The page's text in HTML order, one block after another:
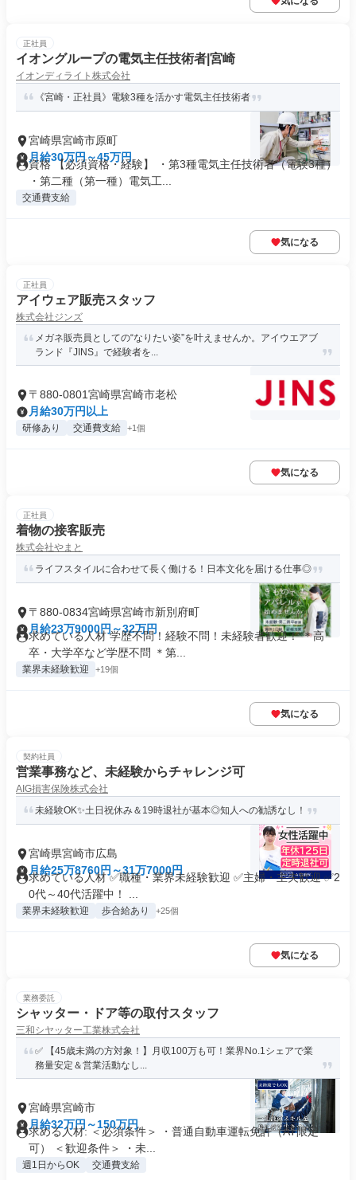
正社員
イオングループの電気主任技術者|宮崎
イオンディライト株式会社
《宮崎・正社員》電験3種を活かす電気主任技術者
宮崎県宮崎市原町
月給30万円～45万円
資格 【必須資格・経験】 ・第3種電気主任技術者（電験3種）
・第二種（第一種）電気工...
交通費支給
気になる
正社員
アイウェア販売スタッフ
株式会社ジンズ
メガネ販売員としての“なりたい姿”を叶えませんか。アイウエアブ
ランド『JINS』で経験者を...
〒880-0801宮崎県宮崎市老松
月給30万円以上
研修あり 交通費支給 +1個
気になる
正社員
着物の接客販売
株式会社やまと
ライフスタイルに合わせて長く働ける！日本文化を届ける仕事◎
〒880-0834宮崎県宮崎市新別府町
月給23万9000円～32万円
求めている人材 学歴不問！経験不問！未経験者歓迎！ ＊高
卒・大学卒など学歴不問 ＊第...
業界未経験歓迎 +19個
気になる
契約社員
営業事務など、未経験からチャレンジ可
AIG損害保険株式会社
未経験OK✨土日祝休み＆19時退社が基本◎知人への勧誘なし！
宮崎県宮崎市広島
月給25万8760円～31万7000円
求めている人材 ✅職種・業界未経験歓迎 ✅主婦・主夫歓迎 ✅2
0代～40代活躍中！ ...
業界未経験歓迎 歩合給あり +25個
気になる
業務委託
シャッター・ドア等の取付スタッフ
三和シヤッター工業株式会社
✅ 【45歳未満の方対象！】月収100万も可！業界No.1シェアで業
務量安定＆営業活動なし...
宮崎県宮崎市
月給32万円～150万円
求める人材: ＜必須条件＞ ・普通自動車運転免許（AT限定
可） ＜歓迎条件＞ ・未...
週1日からOK 交通費支給